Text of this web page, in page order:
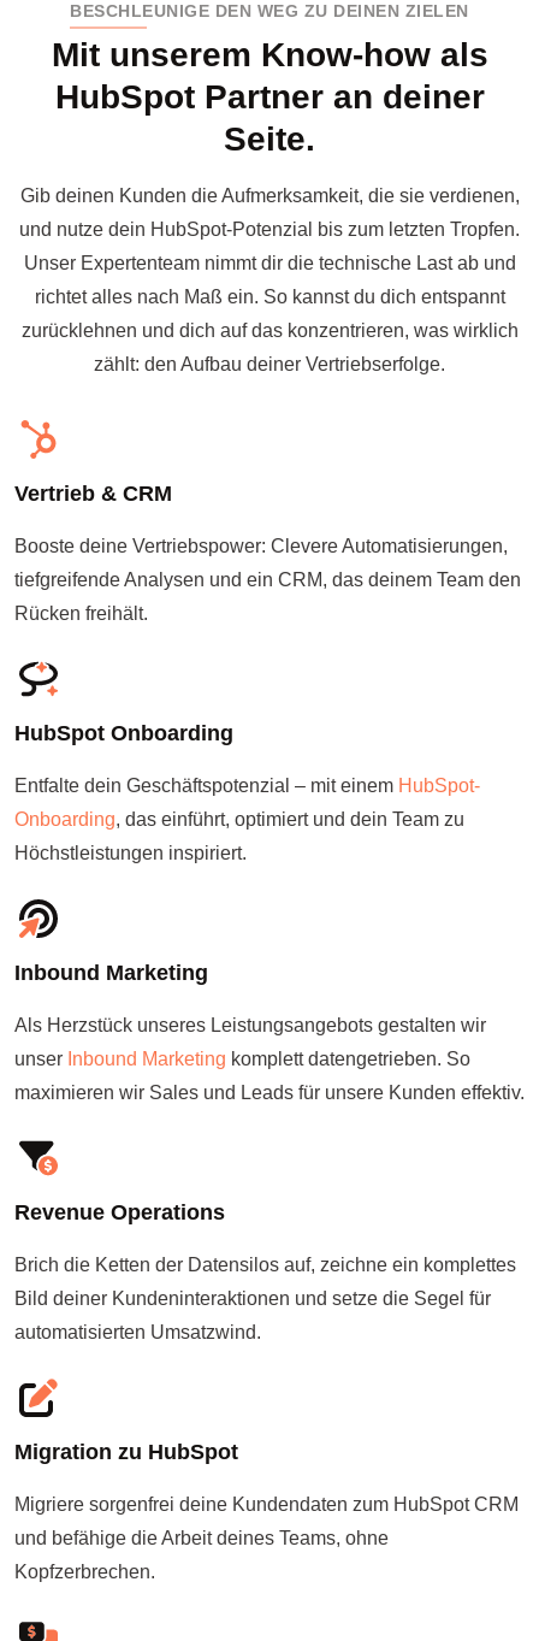
BESCHLEUNIGE DEN WEG ZU DEINEN ZIELEN
Mit unserem Know-how als
HubSpot Partner an deiner
Seite.
Gib deinen Kunden die Aufmerksamkeit, die sie verdienen,
und nutze dein HubSpot-Potenzial bis zum letzten Tropfen.
Unser Expertenteam nimmt dir die technische Last ab und
richtet alles nach Maß ein. So kannst du dich entspannt
zurücklehnen und dich auf das konzentrieren, was wirklich
zählt: den Aufbau deiner Vertriebserfolge.
Vertrieb & CRM
Booste deine Vertriebspower: Clevere Automatisierungen,
tiefgreifende Analysen und ein CRM, das deinem Team den
Rücken freihält.
HubSpot Onboarding
Entfalte dein Geschäftspotenzial – mit einem HubSpot-
Onboarding, das einführt, optimiert und dein Team zu
Höchstleistungen inspiriert.
Inbound Marketing
Als Herzstück unseres Leistungsangebots gestalten wir
unser Inbound Marketing komplett datengetrieben. So
maximieren wir Sales und Leads für unsere Kunden effektiv.
Revenue Operations
Brich die Ketten der Datensilos auf, zeichne ein komplettes
Bild deiner Kundeninteraktionen und setze die Segel für
automatisierten Umsatzwind.
Migration zu HubSpot
Migriere sorgenfrei deine Kundendaten zum HubSpot CRM
und befähige die Arbeit deines Teams, ohne
Kopfzerbrechen.